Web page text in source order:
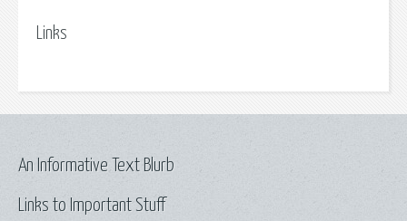
Links
Links to Important Stuff
An Informative Text Blurb